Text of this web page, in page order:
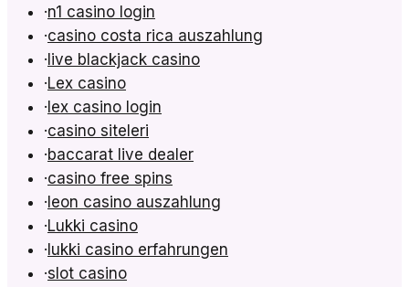
·n1 casino login
·casino costa rica auszahlung
· live blackjack casino
·Lex casino
· lex casino login
·casino siteleri
·baccarat live dealer
·casino free spins
· leon casino auszahlung
·Lukki casino
· lukki casino erfahrungen
·slot casino